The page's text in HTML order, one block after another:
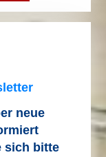
neue
sich bitte